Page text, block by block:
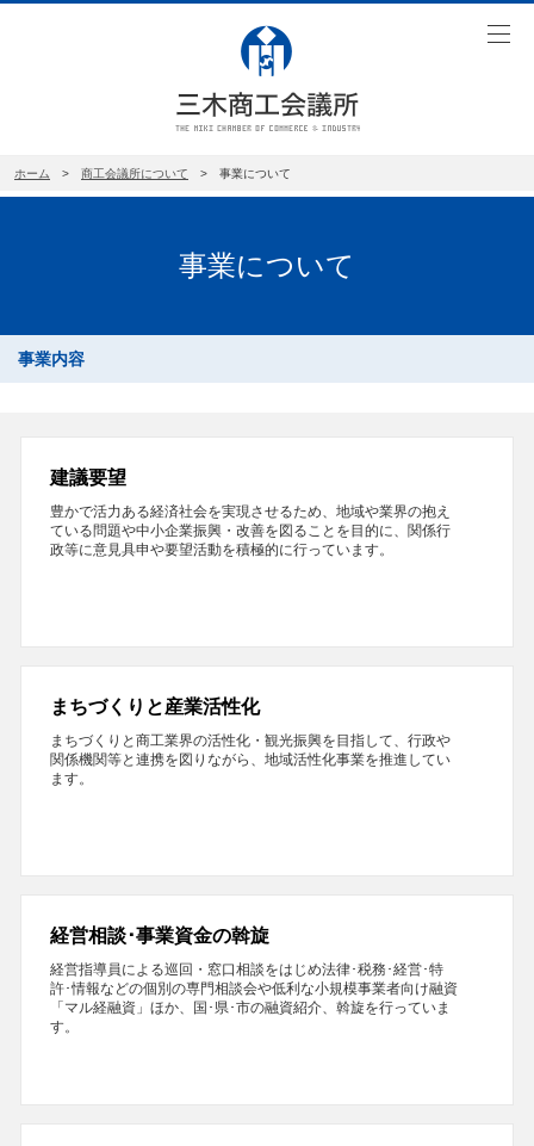
ホーム > 商工会議所について > 事業について
事業について
事業内容
建議要望
豊かで活力ある経済社会を実現させるため、地域や業界の抱え
ている問題や中小企業振興・改善を図ることを目的に、関係行
政等に意見具申や要望活動を積極的に行っています。
まちづくりと産業活性化
まちづくりと商工業界の活性化・観光振興を目指して、行政や
関係機関等と連携を図りながら、地域活性化事業を推進してい
ます。
経営相談･事業資金の斡旋
経営指導員による巡回・窓口相談をはじめ法律･税務･経営･特
許･情報などの個別の専門相談会や低利な小規模事業者向け融資
「マル経融資」ほか、国･県･市の融資紹介、斡旋を行っていま
す。